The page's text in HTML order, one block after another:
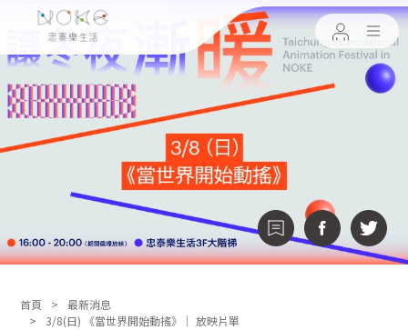
首頁
最新消息
3/8(日) 《當世界開始動搖》│ 放映片單